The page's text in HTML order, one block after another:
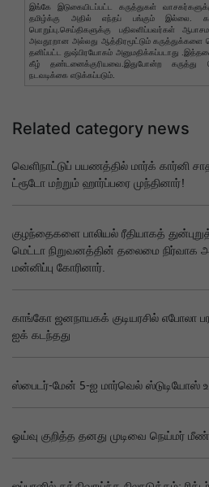
இங்கே இடுகையிடப்பட்ட கருத்துகள்
தமிழ்க்கு அதில் எந்தப் பங்கும் இல்லை.
பொறுப்பு.செய்திகளுக்கு பதிலளிப்பவர்கள்
அவதூறான அல்லது ஆத்திரமூட்டும் கருத்துக்களை
தனிப்பட்ட துஷ்பிரயோகம் அனுமதிக்கப்படாது
கீழ் தண்டனைக்குரியவை.இதுபோன்ற கருத்து
நடவடிக்கை எடுக்கப்படும்.
Related category news
வெளிநாட்டுப் பயணத்தில் மார்க் கார்னி
ட்ரூடோ மற்றும் ஹார்ப்பரை முந்தினார்!
குழந்தைகளை பாலியல் ரீதியாகத்
மெட்டா நிறுவனத்தின் தலைமை நிர்வாக
மன்னிப்பு கோரினார்.
காங்கோ ஜனநாயகக் குடியரசில் எபோலா
ஐக் கடந்தது
ஸ்பைடர்-மேன் 5-ஐ மார்வெல் ஸ்டுடியோஸ்
ஓய்வு குறித்த தனது முடிவை நெய்மர்